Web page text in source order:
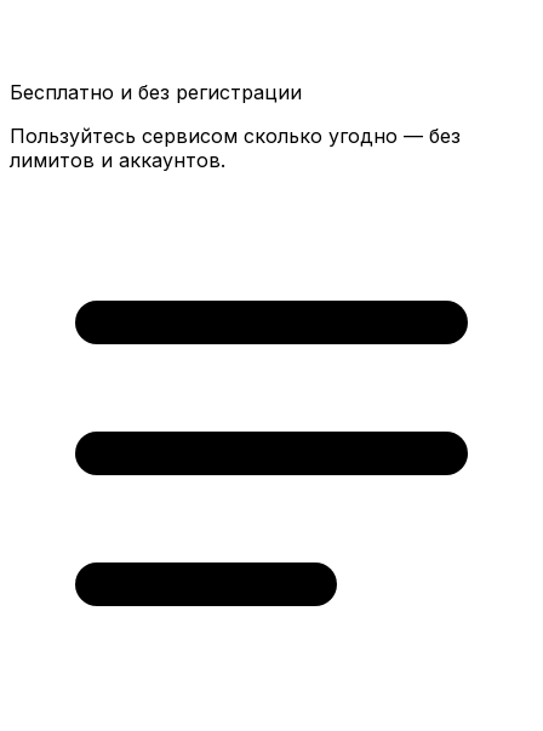
Бесплатно и без регистрации
Пользуйтесь сервисом сколько угодно — без
лимитов и аккаунтов.